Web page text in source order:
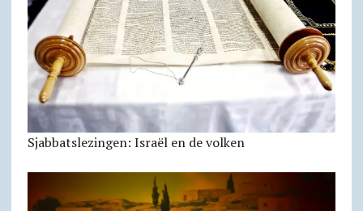
Sjabbatslezingen: Israël en de volken